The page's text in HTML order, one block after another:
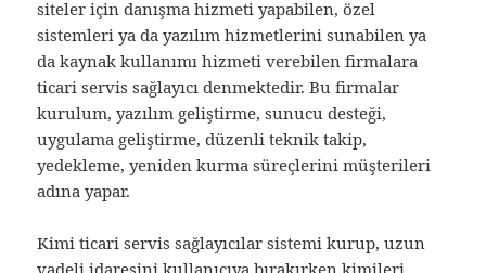
siteler için danışma hizmeti yapabilen, özel
sistemleri ya da yazılım hizmetlerini sunabilen ya
da kaynak kullanımı hizmeti verebilen firmalara
ticari servis sağlayıcı denmektedir. Bu firmalar
kurulum, yazılım geliştirme, sunucu desteği,
uygulama geliştirme, düzenli teknik takip,
yedekleme, yeniden kurma süreçlerini müşterileri
adına yapar.
Kimi ticari servis sağlayıcılar sistemi kurup, uzun